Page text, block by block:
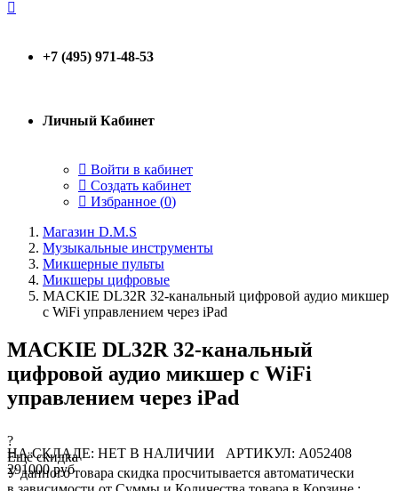
+7 (495) 971-48-53
Личный Кабинет
Войти в кабинет
Создать кабинет
Избранное (0)
Магазин D.M.S
Музыкальные инструменты
Микшерные пульты
Микшеры цифровые
MACKIE DL32R 32-канальный цифровой аудио микшер
с WiFi управлением через iPad
MACKIE DL32R 32-канальный
цифровой аудио микшер с WiFi
управлением через iPad
НА СКЛАДЕ: НЕТ В НАЛИЧИИ АРТИКУЛ: A052408
291000 руб
?
Ещё скидка
У данного товара скидка просчитывается автоматически